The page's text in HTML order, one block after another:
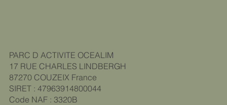
PARC D ACTIVITE OCEALIM
17 RUE CHARLES LINDBERGH
87270 COUZEIX France
SIRET : 47963914800044
Code NAF : 3320B